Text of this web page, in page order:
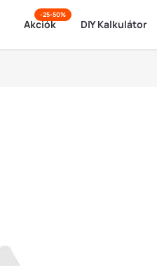
Akciók
-25-50%
DIY Kalkulátor